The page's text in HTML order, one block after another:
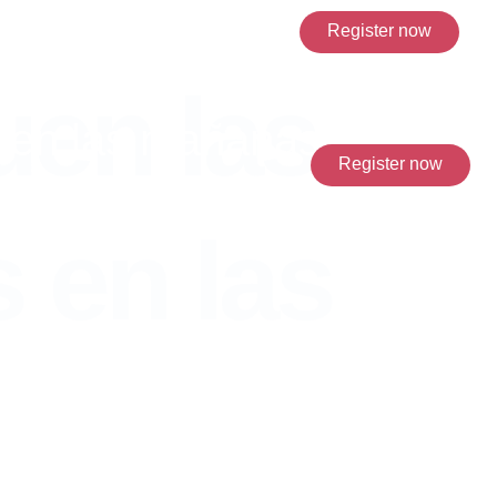
Register now
Register now
en las mañanas
las